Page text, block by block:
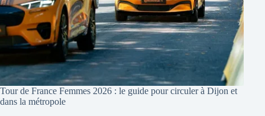
Tour de France Femmes 2026 : le guide pour circuler à Dijon et
dans la métropole